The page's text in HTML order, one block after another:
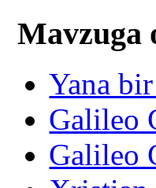
Mavzuga
Yana
Galileo
Galileo